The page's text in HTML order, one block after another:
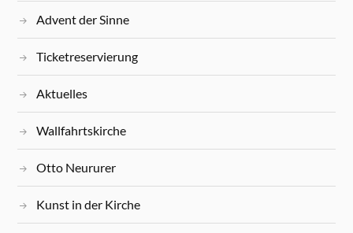
Advent der Sinne
Ticketreservierung
Aktuelles
Wallfahrtskirche
Otto Neururer
Kunst in der Kirche